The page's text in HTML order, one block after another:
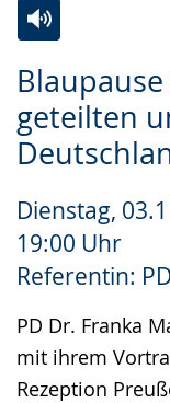
geteilten
Dienstag,
19:00 Uhr
Referentin:
PD Dr. Franka
mit ihrem
Rezeption
Leichten
Sprache
wechseln.
Audio-
Unterstützung.
Video
in
Deutscher
wird
angezeigt.